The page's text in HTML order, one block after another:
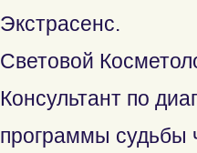
Экстрасенс.
Световой
Консультант по
программы судьбы